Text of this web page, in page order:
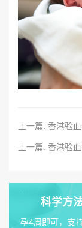
上一篇: 香港验
科学方
孕4周即可，支